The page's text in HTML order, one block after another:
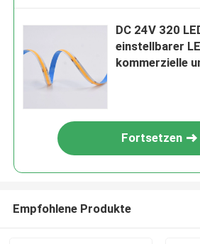
DC 24V 320
einstellbarer
kommerzielle
Fortsetzen
Empfohlene Produkte